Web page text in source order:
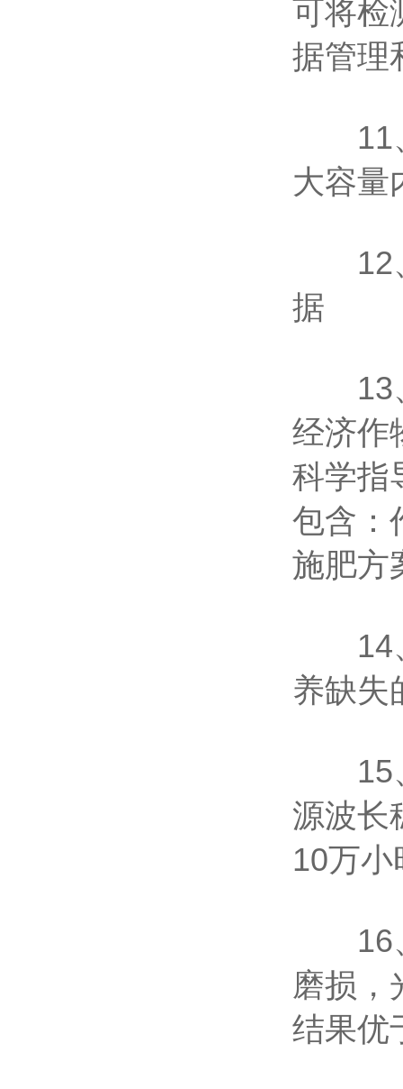
可将检
据管理
11、
大容量
12、
据
13、
经济作
科学指
包含：
施肥方
14、
养缺失
15、
源波长
10万
16、
磨损，
结果优